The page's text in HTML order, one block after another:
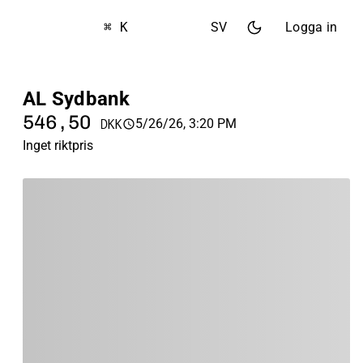
⌘ K SV Logga in
AL Sydbank
546,50 DKK
5/26/26, 3:20 PM
Inget riktpris